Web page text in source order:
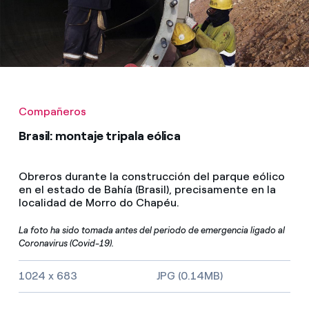
Compañeros
Brasil: montaje tripala eólica
Obreros durante la construcción del parque eólico
en el estado de Bahía (Brasil), precisamente en la
localidad de Morro do Chapéu.
La foto ha sido tomada antes del periodo de emergencia ligado al
Coronavirus (Covid-19).
Tamaño de la imagen y tipo de fichero
1024 x 683 JPG (0.14MB)